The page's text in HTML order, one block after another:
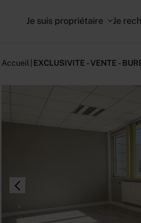
Je suis propriétaire Je
Accueil EXCLUSIVITE - VENTE -